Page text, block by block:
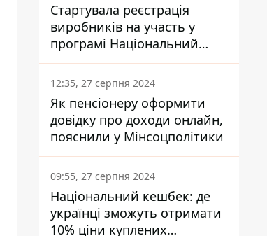
Стартувала реєстрація
виробників на участь у
програмі Національний
кешбек: як це зробити
через портал Дія
12:35, 27 серпня 2024
Як пенсіонеру оформити
довідку про доходи онлайн,
пояснили у Мінсоцполітики
09:55, 27 серпня 2024
Національний кешбек: де
українці зможуть отримати
10% ціни куплених